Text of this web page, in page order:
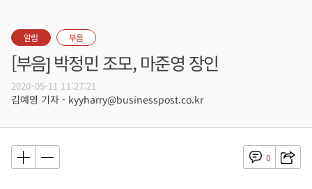
알림 부음
[부음] 박정민 조모, 마준영 장인
2020-05-11 11:27:21
김예영 기자 - kyyharry@businesspost.co.kr
0